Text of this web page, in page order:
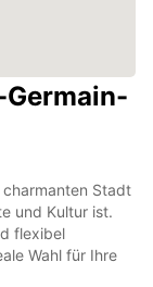
charmanten Stadt
und Kultur ist.
flexibel
Wahl für Ihre